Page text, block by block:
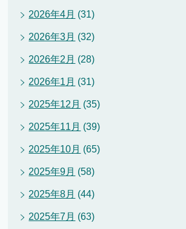
2026年4月 (31)
2026年3月 (32)
2026年2月 (28)
2026年1月 (31)
2025年12月 (35)
2025年11月 (39)
2025年10月 (65)
2025年9月 (58)
2025年8月 (44)
2025年7月 (63)